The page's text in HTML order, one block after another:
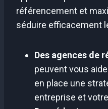
référencement et
séduire efficacement
Des agences de
peuvent vous
en place une
entreprise et